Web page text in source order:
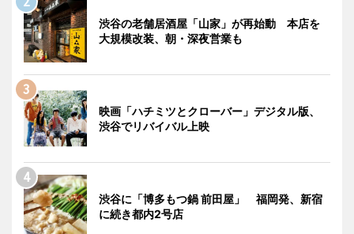
渋谷の老舗居酒屋「山家」が再始動 本店を
大規模改装、朝・深夜営業も
映画「ハチミツとクローバー」デジタル版、
渋谷でリバイバル上映
渋谷に「博多もつ鍋 前田屋」 福岡発、新宿
に続き都内2号店